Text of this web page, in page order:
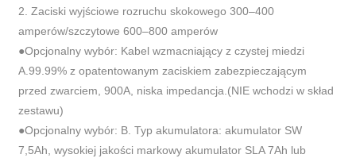
2. Zaciski wyjściowe rozruchu skokowego 300–400
amperów/szczytowe 600–800 amperów
●Opcjonalny wybór: Kabel wzmacniający z czystej miedzi
A.99.99% z opatentowanym zaciskiem zabezpieczającym
przed zwarciem, 900A, niska impedancja.(NIE wchodzi w skład
zestawu)
●Opcjonalny wybór: B. Typ akumulatora: akumulator SW
7,5Ah, wysokiej jakości markowy akumulator SLA 7Ah lub